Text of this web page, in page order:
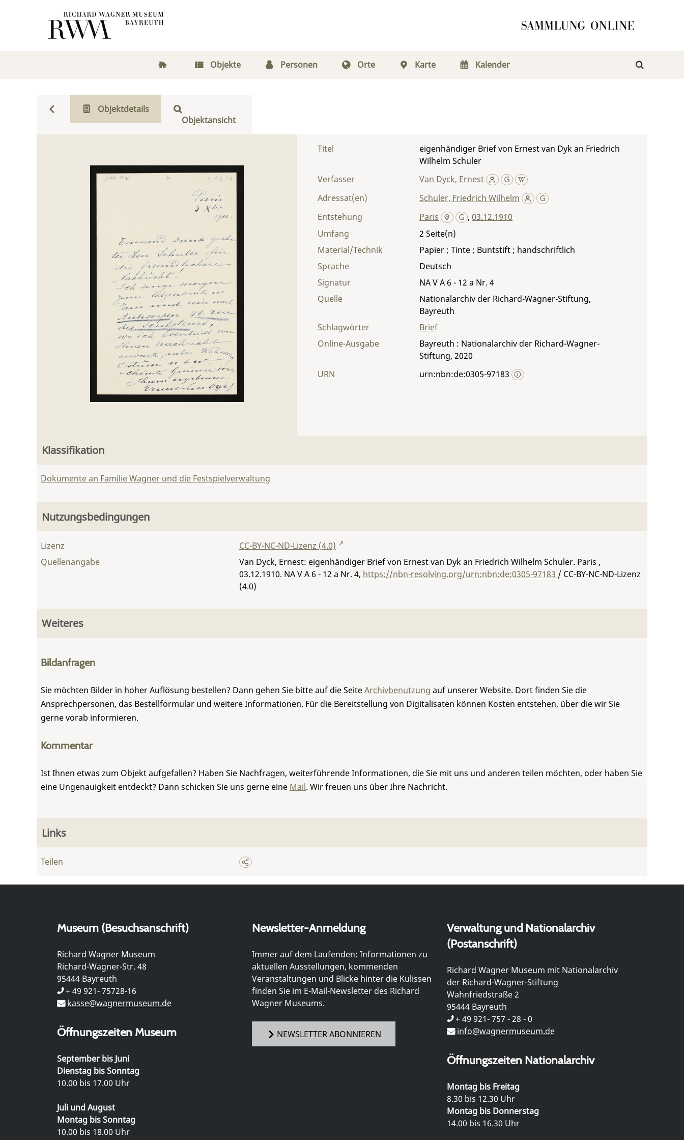
Objekte Personen Orte Karte Kalender
Objektdetails
Objektansicht
Titel
eigenhändiger Brief von Ernest van Dyk an Friedrich
Wilhelm Schuler
Verfasser
Van Dyck, Ernest
Adressat(en)
Schuler, Friedrich Wilhelm
Entstehung
Paris ,03.12.1910
Umfang
2
Material/Technik
Papier ; Tinte ; Buntstift ; handschriftlich
Sprache
Deutsch
Signatur
NA V A 6 - 12 a Nr. 4
Quelle
Nationalarchiv der Richard-Wagner-Stiftung,
Bayreuth
Schlagwörter
Brief
Online-Ausgabe
Bayreuth : Nationalarchiv der Richard-Wagner-
Stiftung, 2020
URN
urn:nbn:de:0305-97183
Klassifikation
Dokumente an Familie Wagner und die Festspielverwaltung
Nutzungsbedingungen
Lizenz
CC-BY-NC-ND-Lizenz (4.0)
Quellenangabe
Van Dyck, Ernest: eigenhändiger Brief von Ernest van Dyk an Friedrich Wilhelm Schuler. Paris ,
03.12.1910. NA V A 6 - 12 a Nr. 4, https://nbn-resolving.org/urn:nbn:de:0305-97183 / CC-BY-NC-ND-Lizenz
(4.0)
Weiteres
Bildanfragen
Sie möchten Bilder in hoher Auflösung bestellen? Dann gehen Sie bitte auf die SeiteArchivbenutzung auf unserer Website. Dort finden Sie die
Ansprechpersonen, das Bestellformular und weitere Informationen. Für die Bereitstellung von Digitalisaten können Kosten entstehen, über die wir Sie
gerne vorab informieren.
Kommentar
Ist Ihnen etwas zum Objekt aufgefallen? Haben Sie Nachfragen, weiterführende Informationen, die Sie mit uns und anderen teilen möchten, oder haben Sie
eine Ungenauigkeit entdeckt? Dann schicken Sie uns gerne eine Mail. Wir freuen uns über Ihre Nachricht.
Links
Teilen
Museum (Besuchsanschrift)
Richard Wagner Museum
Richard-Wagner-Str. 48
95444 Bayreuth
+ 49 921- 75728-16
kasse@wagnermuseum.de
Öffnungszeiten Museum
September bis Juni
Dienstag bis Sonntag
10.00 bis 17.00 Uhr
Juli und August
Montag bis Sonntag
10.00 bis 18.00 Uhr
Newsletter-Anmeldung
Immer auf dem Laufenden: Informationen zu
aktuellen Ausstellungen, kommenden
Veranstaltungen und Blicke hinter die Kulissen
finden Sie im E-Mail-Newsletter des Richard
Wagner Museums.
NEWSLETTER ABONNIEREN
Verwaltung und Nationalarchiv
(Postanschrift)
Richard Wagner Museum mit Nationalarchiv
der Richard-Wagner-Stiftung
Wahnfriedstraße 2
95444 Bayreuth
+ 49 921- 757 - 28 - 0
info@wagnermuseum.de
Öffnungszeiten Nationalarchiv
Montag bis Freitag
8.30 bis 12.30 Uhr
Montag bis Donnerstag
14.00 bis 16.30 Uhr